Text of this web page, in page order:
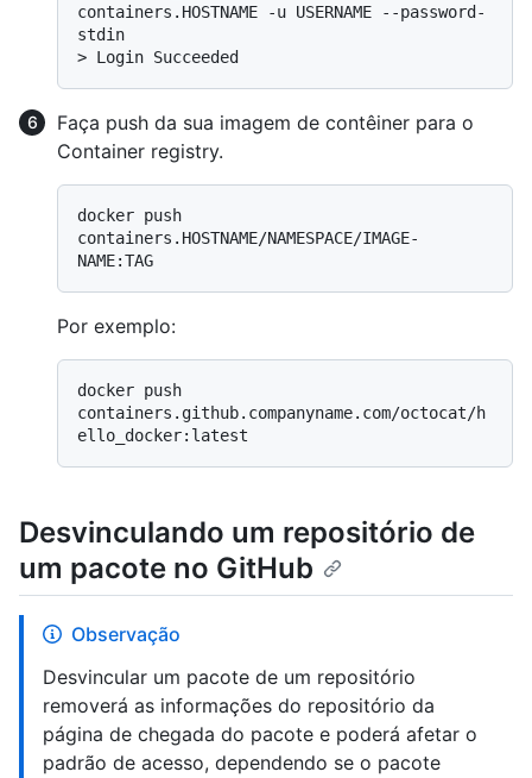
containers.HOSTNAME -u USERNAME --password-
stdin
> Login Succeeded
Faça push da sua imagem de contêiner para o
Container registry.
docker push
containers.HOSTNAME/NAMESPACE/IMAGE-
Por exemplo:
docker push
containers.github.companyname.com/octocat/h
Desvinculando um repositório de
um pacote no GitHub
Observação
Desvincular um pacote de um repositório
removerá as informações do repositório da
página de chegada do pacote e poderá afetar o
padrão de acesso, dependendo se o pacote